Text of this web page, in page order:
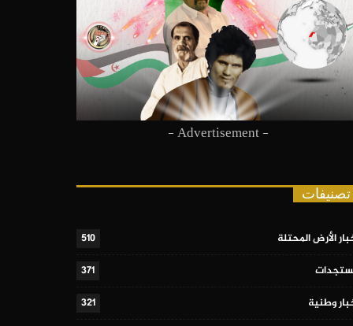
- Advertisement -
تصنيفات
الأرض المحتلة
510
371
وطنية
321